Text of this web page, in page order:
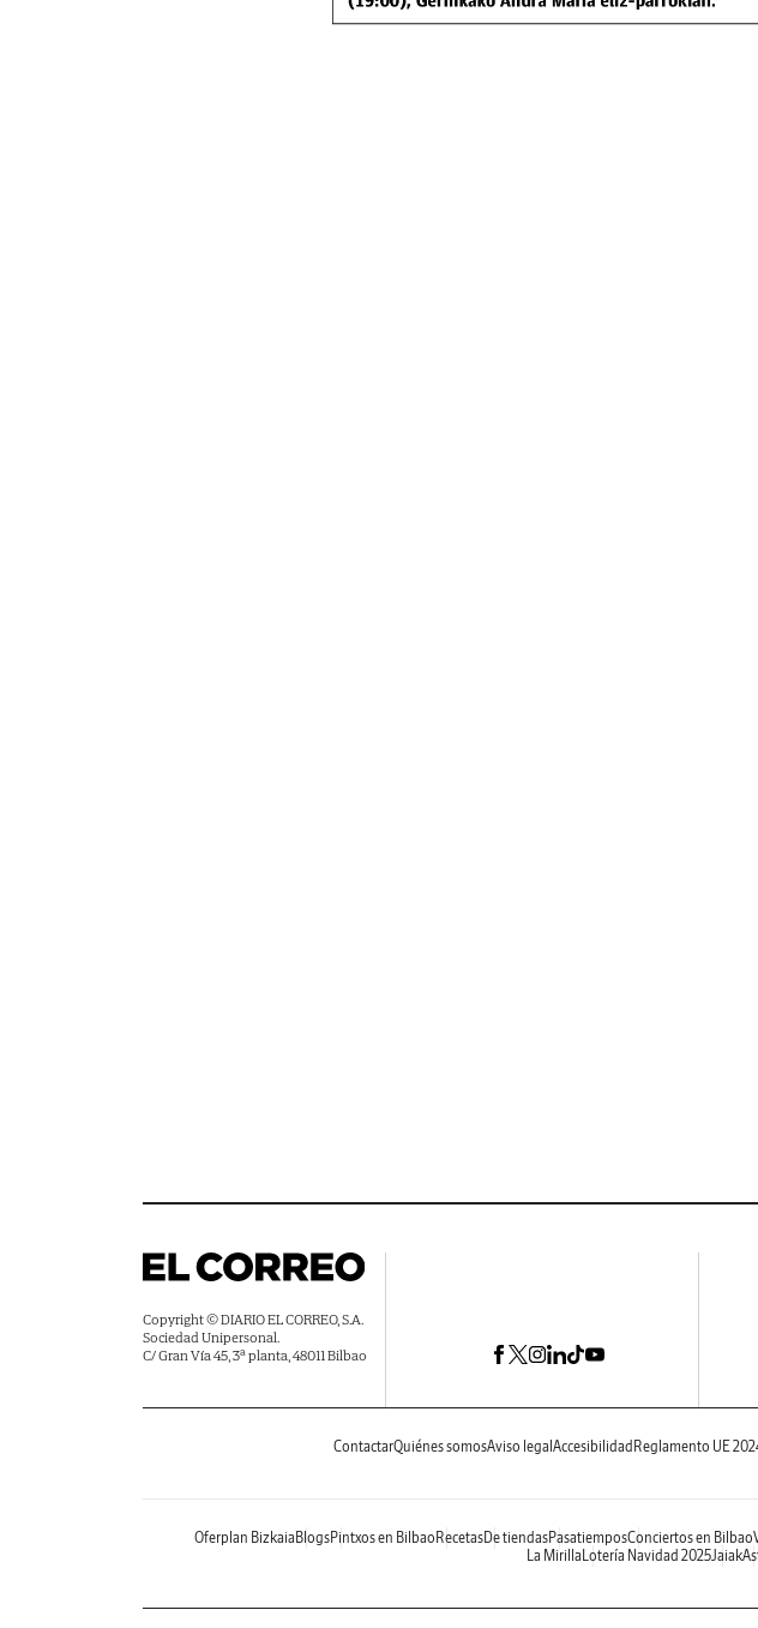
Copyright © DIARIO EL CORREO, S.A.
Sociedad Unipersonal.
C/ Gran Vía 45, 3ª planta, 48011 Bilbao
ContactarQuiénes somosAviso legal Accesibilidad Reglamento UE
Oferplan Bizkaia BlogsPintxos en Bilbao RecetasDe tiendasPasatiemposConciertos en Bilbao
La Mirilla Lotería Navidad 2025Jaiak